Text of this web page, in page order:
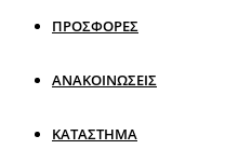
ΠΡΟΣΦΟΡΕΣ
ΑΝΑΚΟΙΝΩΣΕΙΣ
ΚΑΤΑΣΤΗΜΑ